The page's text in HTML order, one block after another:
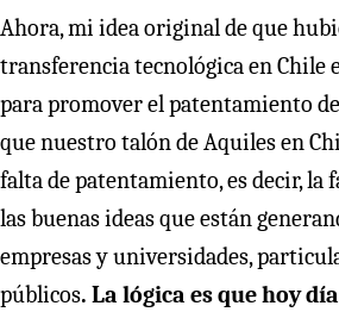
Ahora, mi idea original de que
transferencia tecnológica en Chile
para promover el patentamiento
que nuestro talón de Aquiles en
falta de patentamiento, es decir, la
las buenas ideas que están
empresas y universidades,
públicos. La lógica es que hoy